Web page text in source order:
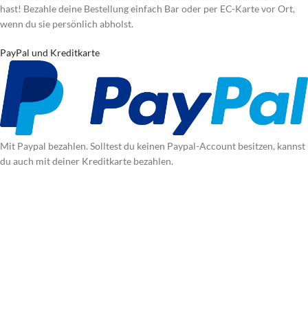
hast! Bezahle deine Bestellung einfach Bar oder per EC-Karte vor Ort,
wenn du sie persönlich abholst.
PayPal und Kreditkarte
Mit Paypal bezahlen. Solltest du keinen Paypal-Account besitzen, kannst
du auch mit deiner Kreditkarte bezahlen.